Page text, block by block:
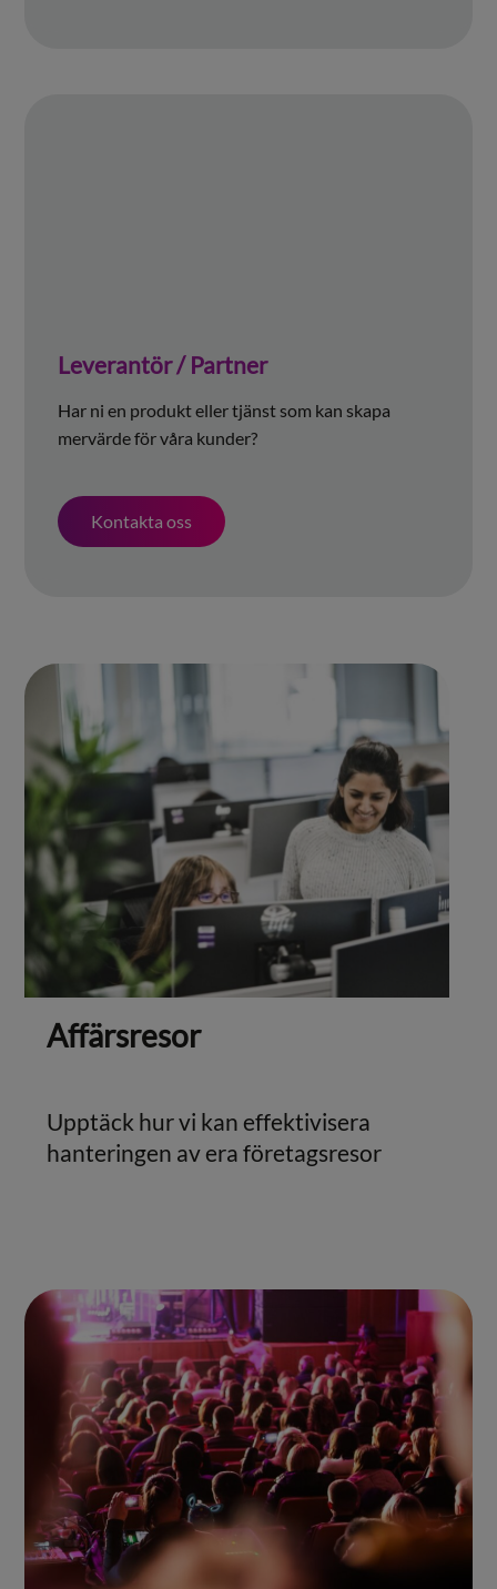
Leverantör / Partner
Har ni en produkt eller tjänst som kan skapa
mervärde för våra kunder?
Kontakta oss
Affärsresor
Upptäck hur vi kan effektivisera
hanteringen av era företagsresor